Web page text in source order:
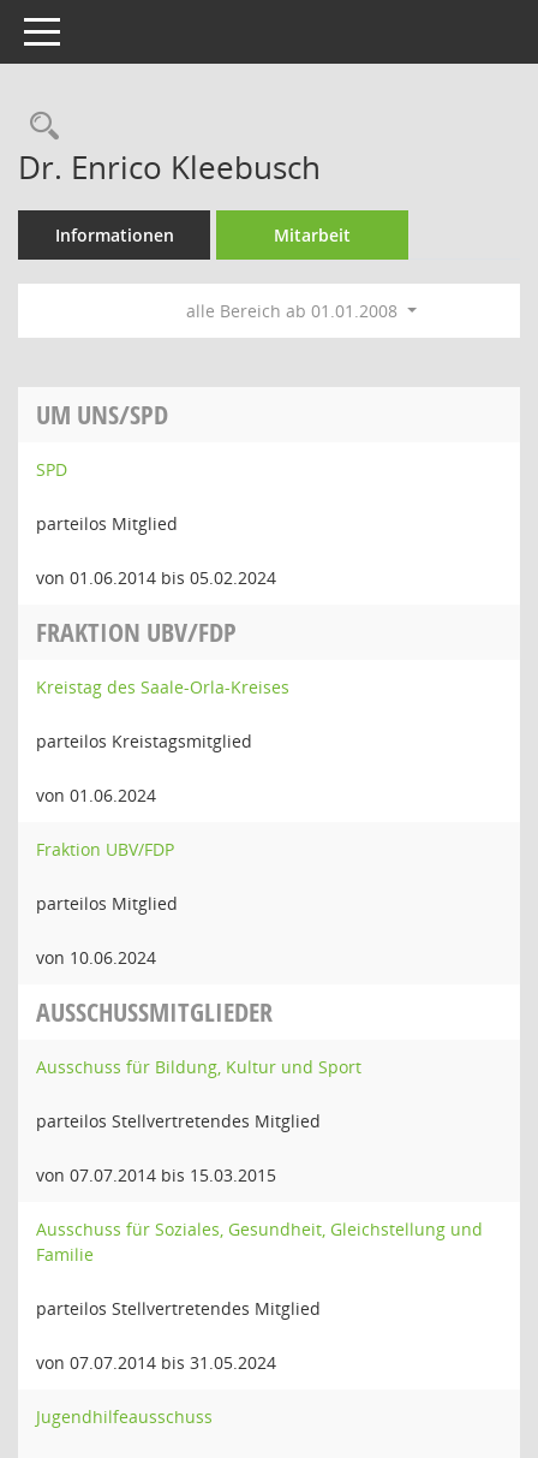
Toggle navigation
Rechercheauswahl
Dr. Enrico Kleebusch
Informationen Mitarbeit
alle Bereich ab 01.01.2008
UM UNS/SPD
SPD
parteilos Mitglied
von 01.06.2014 bis 05.02.2024
FRAKTION UBV/FDP
Kreistag des Saale-Orla-Kreises
parteilos Kreistagsmitglied
von 01.06.2024
Fraktion UBV/FDP
parteilos Mitglied
von 10.06.2024
AUSSCHUSSMITGLIEDER
Ausschuss für Bildung, Kultur und Sport
parteilos Stellvertretendes Mitglied
von 07.07.2014 bis 15.03.2015
Ausschuss für Soziales, Gesundheit, Gleichstellung und
Familie
parteilos Stellvertretendes Mitglied
von 07.07.2014 bis 31.05.2024
Jugendhilfeausschuss